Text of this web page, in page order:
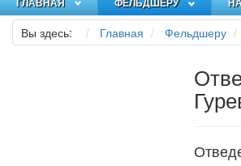
ГЛАВНАЯ ФЕЛЬДШЕРУ
Вы здесь: Главная Фельдшеру